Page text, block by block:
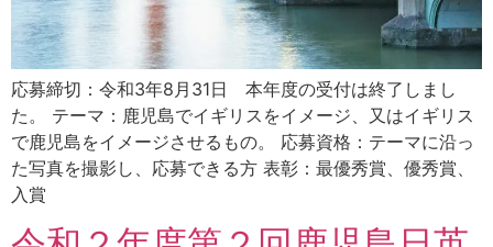
応募締切：令和3年8月31日 本年度の受付は終了しまし
た。 テーマ：鹿児島でイギリスをイメージ、又はイギリス
で鹿児島をイメージさせるもの。 応募資格：テーマに沿っ
た写真を撮影し、応募できる方 表彰：最優秀賞、優秀賞、
入賞